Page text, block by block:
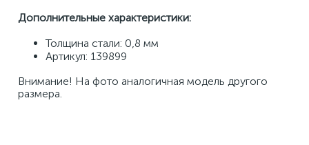
Дополнительные характеристики:
Толщина стали: 0,8 мм
Артикул: 139899
Внимание! На фото аналогичная модель другого
размера.